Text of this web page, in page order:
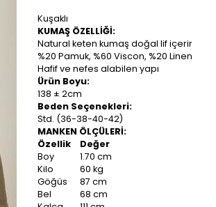
Kuşaklı
KUMAŞ ÖZELLİĞİ:
Natural keten kumaş doğal lif içerir
%20 Pamuk, %60 Viscon, %20 Linen
Hafif ve nefes alabilen yapı
Ürün Boyu:
138 ± 2cm
Beden Seçenekleri:
Std. (36-38-40-42)
MANKEN ÖLÇÜLERİ:
Özellik
Değer
Boy
1.70 cm
Kilo
60 kg
Göğüs
87 cm
Bel
68 cm